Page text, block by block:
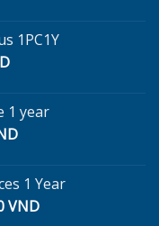
là:
1PC1Y
Giá
là:
90.000 VND.
1 year
Giá
là:
300.000 VND.
1 Year
VNDGiá